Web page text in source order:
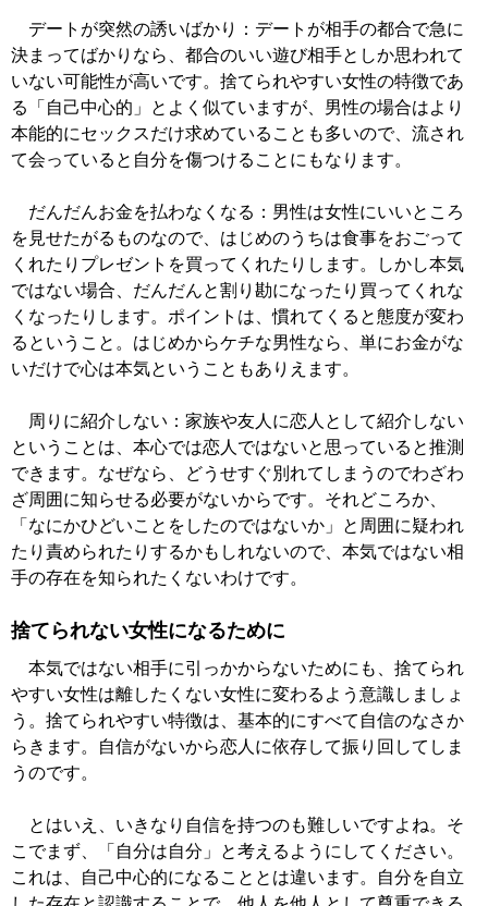
デートが突然の誘いばかり：デートが相手の都合で急に
決まってばかりなら、都合のいい遊び相手としか思われて
いない可能性が高いです。捨てられやすい女性の特徴であ
る「自己中心的」とよく似ていますが、男性の場合はより
本能的にセックスだけ求めていることも多いので、流され
て会っていると自分を傷つけることにもなります。
だんだんお金を払わなくなる：男性は女性にいいところ
を見せたがるものなので、はじめのうちは食事をおごって
くれたりプレゼントを買ってくれたりします。しかし本気
ではない場合、だんだんと割り勘になったり買ってくれな
くなったりします。ポイントは、慣れてくると態度が変わ
るということ。はじめからケチな男性なら、単にお金がな
いだけで心は本気ということもありえます。
周りに紹介しない：家族や友人に恋人として紹介しない
ということは、本心では恋人ではないと思っていると推測
できます。なぜなら、どうせすぐ別れてしまうのでわざわ
ざ周囲に知らせる必要がないからです。それどころか、
「なにかひどいことをしたのではないか」と周囲に疑われ
たり責められたりするかもしれないので、本気ではない相
手の存在を知られたくないわけです。
捨てられない女性になるために
本気ではない相手に引っかからないためにも、捨てられ
やすい女性は離したくない女性に変わるよう意識しましょ
う。捨てられやすい特徴は、基本的にすべて自信のなさか
らきます。自信がないから恋人に依存して振り回してしま
うのです。
とはいえ、いきなり自信を持つのも難しいですよね。そ
こでまず、「自分は自分」と考えるようにしてください。
これは、自己中心的になることとは違います。自分を自立